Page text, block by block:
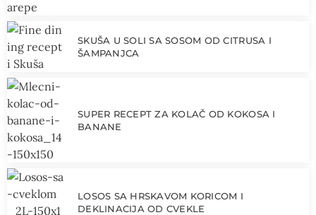
SKUŠA U SOLI SA SOSOM OD CITRUSA I
ŠAMPANJCA
SUPER RECEPT ZA KOLAČ OD KOKOSA I
BANANE
LOSOS SA HRSKAVOM KORICOM I
DEKLINACIJA OD CVEKLE